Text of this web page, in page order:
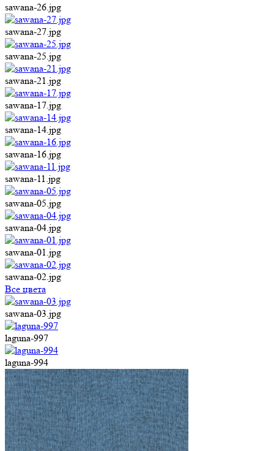
sawana-26.jpg
sawana-27.jpg
sawana-25.jpg
sawana-21.jpg
sawana-17.jpg
sawana-14.jpg
sawana-16.jpg
sawana-11.jpg
sawana-05.jpg
sawana-04.jpg
sawana-01.jpg
sawana-02.jpg
Все цвета
sawana-03.jpg
laguna-997
laguna-994